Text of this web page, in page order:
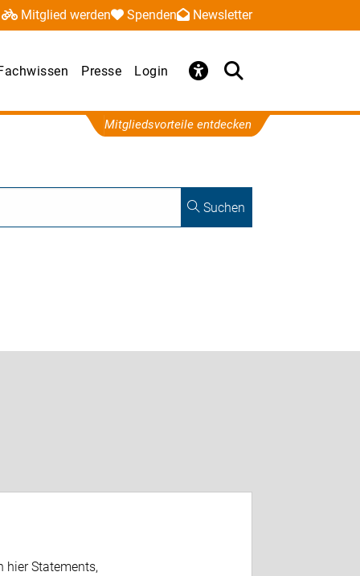
Mitglied werden Spenden Newsletter
Presse Login
Mitgliedsvorteile entdecken
Suchen
hier Statements,